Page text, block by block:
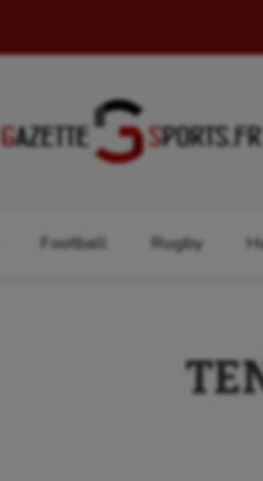
Football Rugby